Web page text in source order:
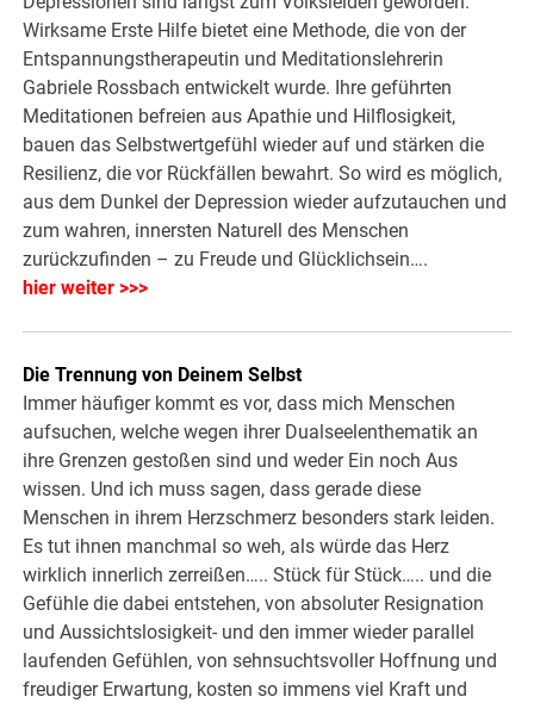
Wirksame Erste Hilfe bietet eine Methode, die von der
Entspannungstherapeutin und Meditationslehrerin
Gabriele Rossbach entwickelt wurde. Ihre geführten
Meditationen befreien aus Apathie und Hilflosigkeit,
bauen das Selbstwertgefühl wieder auf und stärken die
Resilienz, die vor Rückfällen bewahrt. So wird es möglich,
aus dem Dunkel der Depression wieder aufzutauchen und
zum wahren, innersten Naturell des Menschen
zurückzufinden – zu Freude und Glücklichsein….
hier weiter >>>
Die Trennung von Deinem Selbst
Immer häufiger kommt es vor, dass mich Menschen
aufsuchen, welche wegen ihrer Dualseelenthematik an
ihre Grenzen gestoßen sind und weder Ein noch Aus
wissen. Und ich muss sagen, dass gerade diese
Menschen in ihrem Herzschmerz besonders stark leiden.
Es tut ihnen manchmal so weh, als würde das Herz
wirklich innerlich zerreißen….. Stück für Stück….. und die
Gefühle die dabei entstehen, von absoluter Resignation
und Aussichtslosigkeit- und den immer wieder parallel
laufenden Gefühlen, von sehnsuchtsvoller Hoffnung und
freudiger Erwartung, kosten so immens viel Kraft und